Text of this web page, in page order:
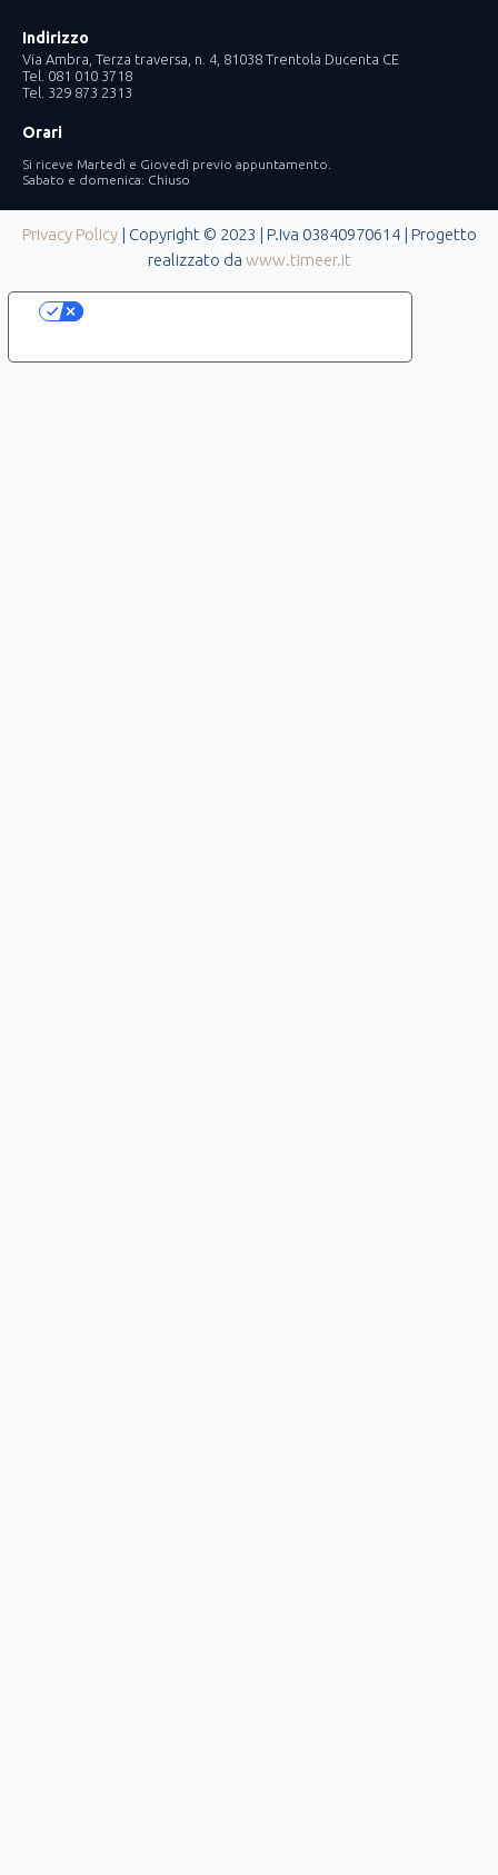
Indirizzo
Via Ambra, Terza traversa, n. 4, 81038 Trentola Ducenta CE
Tel. 081 010 3718
Tel. 329 873 2313
Orari
Si riceve Martedì e Giovedì previo appuntamento.
Sabato e domenica: Chiuso
Privacy Policy| Copyright © 2023 | P.Iva 03840970614 | Progetto
realizzato da www.timeer.it
Le tue preferenze relative alla privacy